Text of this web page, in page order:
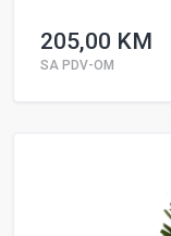
205,00 KM
SA PDV-OM